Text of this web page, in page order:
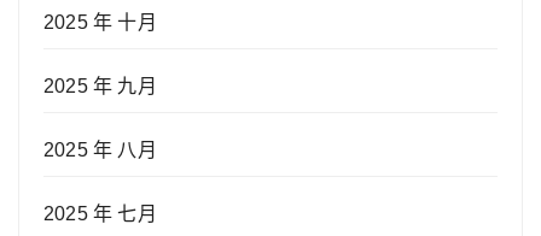
2025 年 十月
2025 年 九月
2025 年 八月
2025 年 七月